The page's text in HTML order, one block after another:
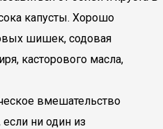
капусты. Хорошо
шишек, содовая
касторового масла,
вмешательство
если ни один из